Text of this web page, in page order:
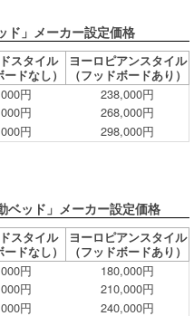
ド」メーカー設定価格
スタイル
ードなし）
ヨーロピアンスタイル
（フッドボードあり）
円 238,000円
円 268,000円
円 298,000円
ベッド」メーカー設定価格
スタイル
ードなし）
ヨーロピアンスタイル
（フッドボードあり）
円 180,000円
円 210,000円
円 240,000円